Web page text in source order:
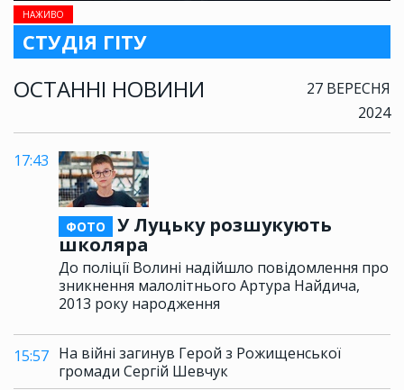
НАЖИВО
СТУДІЯ ГІТУ
ОСТАННІ НОВИНИ
27 ВЕРЕСНЯ
2024
17:43
ФОТО
У Луцьку розшукують
школяра
До поліції Волині надійшло повідомлення про
зникнення малолітнього Артура Найдича,
2013 року народження
15:57 На війні загинув Герой з Рожищенської
громади Сергій Шевчук